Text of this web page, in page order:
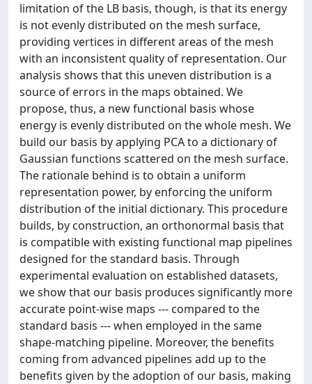
limitation of the LB basis, though, is that its energy
is not evenly distributed on the mesh surface,
providing vertices in different areas of the mesh
with an inconsistent quality of representation. Our
analysis shows that this uneven distribution is a
source of errors in the maps obtained. We
propose, thus, a new functional basis whose
energy is evenly distributed on the whole mesh. We
build our basis by applying PCA to a dictionary of
Gaussian functions scattered on the mesh surface.
The rationale behind is to obtain a uniform
representation power, by enforcing the uniform
distribution of the initial dictionary. This procedure
builds, by construction, an orthonormal basis that
is compatible with existing functional map pipelines
designed for the standard basis. Through
experimental evaluation on established datasets,
we show that our basis produces significantly more
accurate point-wise maps --- compared to the
standard basis --- when employed in the same
shape-matching pipeline. Moreover, the benefits
coming from advanced pipelines add up to the
benefits given by the adoption of our basis, making